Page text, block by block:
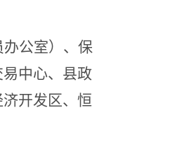
公室）、 保
中心、县政
开发区、 恒